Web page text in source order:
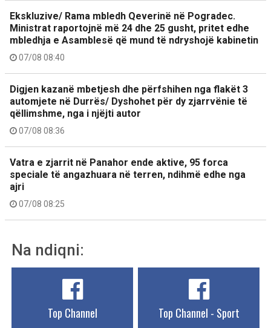
Ekskluzive/ Rama mbledh Qeverinë në Pogradec.
Ministrat raportojnë më 24 dhe 25 gusht, pritet edhe
mbledhja e Asamblesë që mund të ndryshojë kabinetin
07/08 08:40
Digjen kazanë mbetjesh dhe përfshihen nga flakët 3
automjete në Durrës/ Dyshohet për dy zjarrvënie të
qëllimshme, nga i njëjti autor
07/08 08:36
Vatra e zjarrit në Panahor ende aktive, 95 forca
speciale të angazhuara në terren, ndihmë edhe nga
ajri
07/08 08:25
Na ndiqni:
Top Channel Top Channel - Sport